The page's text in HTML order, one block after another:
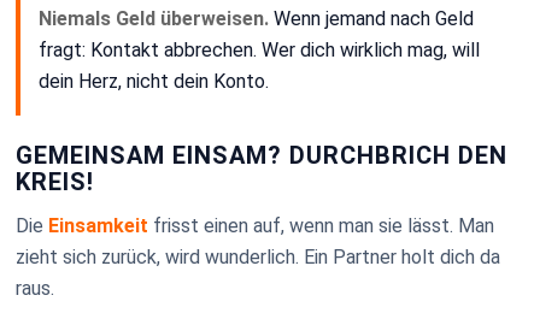
Niemals Geld überweisen. Wenn jemand nach Geld
fragt: Kontakt abbrechen. Wer dich wirklich mag, will
dein Herz, nicht dein Konto.
GEMEINSAM EINSAM? DURCHBRICH DEN
KREIS!
Die Einsamkeit frisst einen auf, wenn man sie lässt. Man
zieht sich zurück, wird wunderlich. Ein Partner holt dich da
raus.